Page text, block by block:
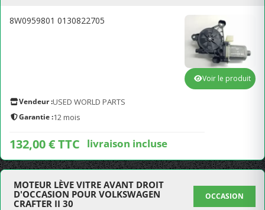
8W0959801 0130822705
Vendeur :USED WORLD PARTS
Garantie :12 mois
132,00 € TTC livraison incluse
Voir le produit
MOTEUR LÈVE VITRE AVANT DROIT
D'OCCASION POUR VOLKSWAGEN
CRAFTER II 30
OCCASION